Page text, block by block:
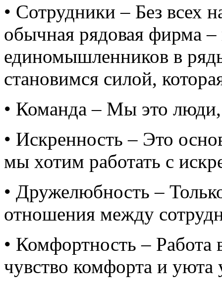
• Сотрудники – Без всех
обычная рядовая фирма
единомышленников в
становимся силой,
• Команда – Мы это
• Искренность – Это
мы хотим работать с
• Дружелюбность –
отношения между
• Комфортность – Работа
чувство комфорта и уюта